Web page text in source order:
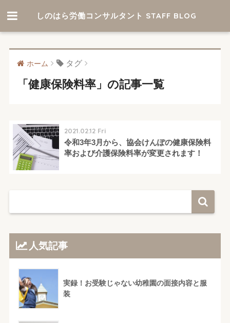
しのはら労働コンサルタント STAFF BLOG
ホーム タグ
「健康保険料率」の記事一覧
2021.02.12 Fri
令和3年3月から、協会けんぽの健康保険料
率および介護保険料率が変更されます！
人気記事
実録！お受験じゃない幼稚園の面接内容と服
装